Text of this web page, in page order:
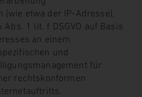
(wie etwa der IP-Adresse),
1 lit. f DSGVO auf Basis
an einem
und
für
rechtskonformen